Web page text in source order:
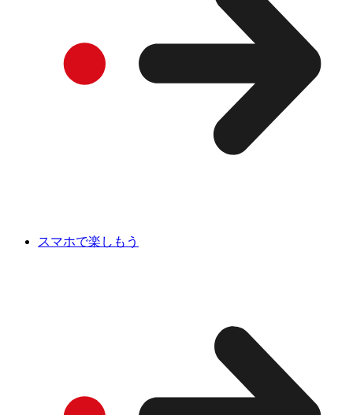
スマホで楽しもう